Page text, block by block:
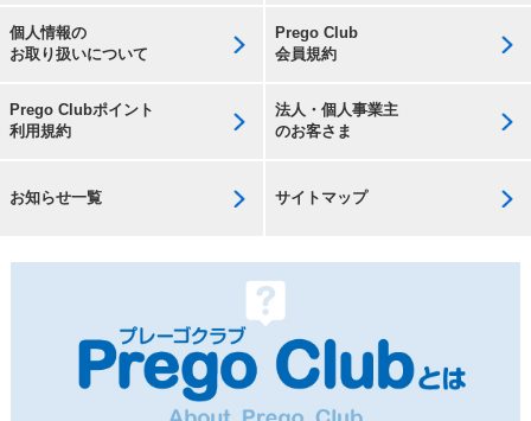
個人情報の
お取り扱いについて
Prego Club
会員規約
Prego Clubポイント
利用規約
法人・個人事業主
のお客さま
お知らせ一覧 サイトマップ